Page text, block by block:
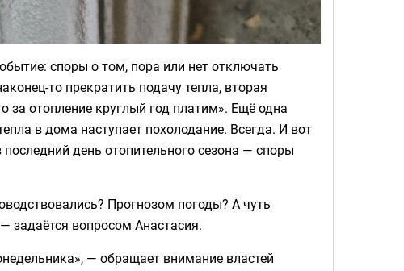
споры о том, пора или нет отключать
то прекратить подачу тепла, вторая
за отопление круглый год платим». Ещё одна
в дома наступает похолодание. Всегда. И вот
день отопительного сезона — споры
Прогнозом погоды? А чуть
задаётся вопросом Анастасия.
— обращает внимание властей